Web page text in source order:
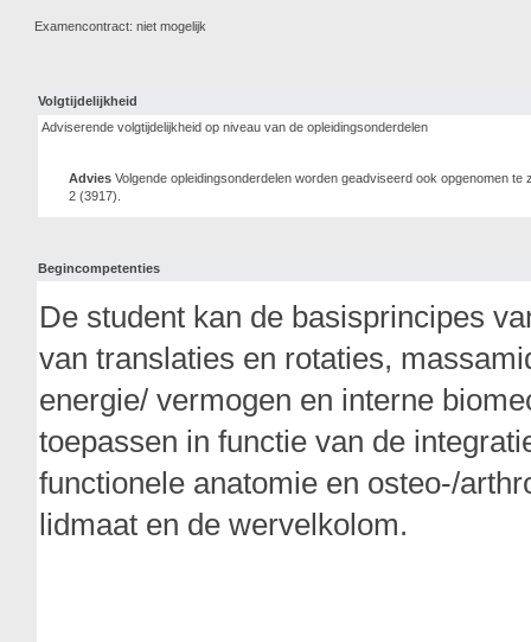
Examencontract: niet mogelijk
Volgtijdelijkheid
Adviserende volgtijdelijkheid op niveau van de opleidingsonderdelen
Advies Volgende opleidingsonderdelen worden geadviseerd ook opgenomen
2 (3917).
Begincompetenties
De student kan de basisprincipes
van translaties en rotaties,
energie/ vermogen en interne
toepassen in functie van de
functionele anatomie en osteo-/
lidmaat en de wervelkolom.